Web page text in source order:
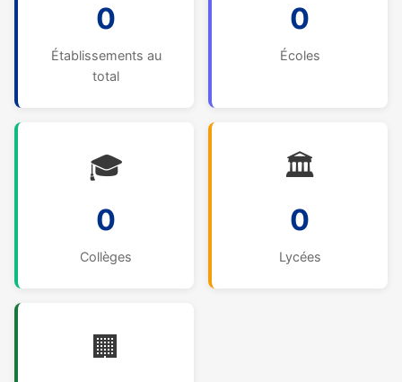
0
Établissements au
total
0
Écoles
🎓
0
Collèges
🏛️
0
Lycées
🏢